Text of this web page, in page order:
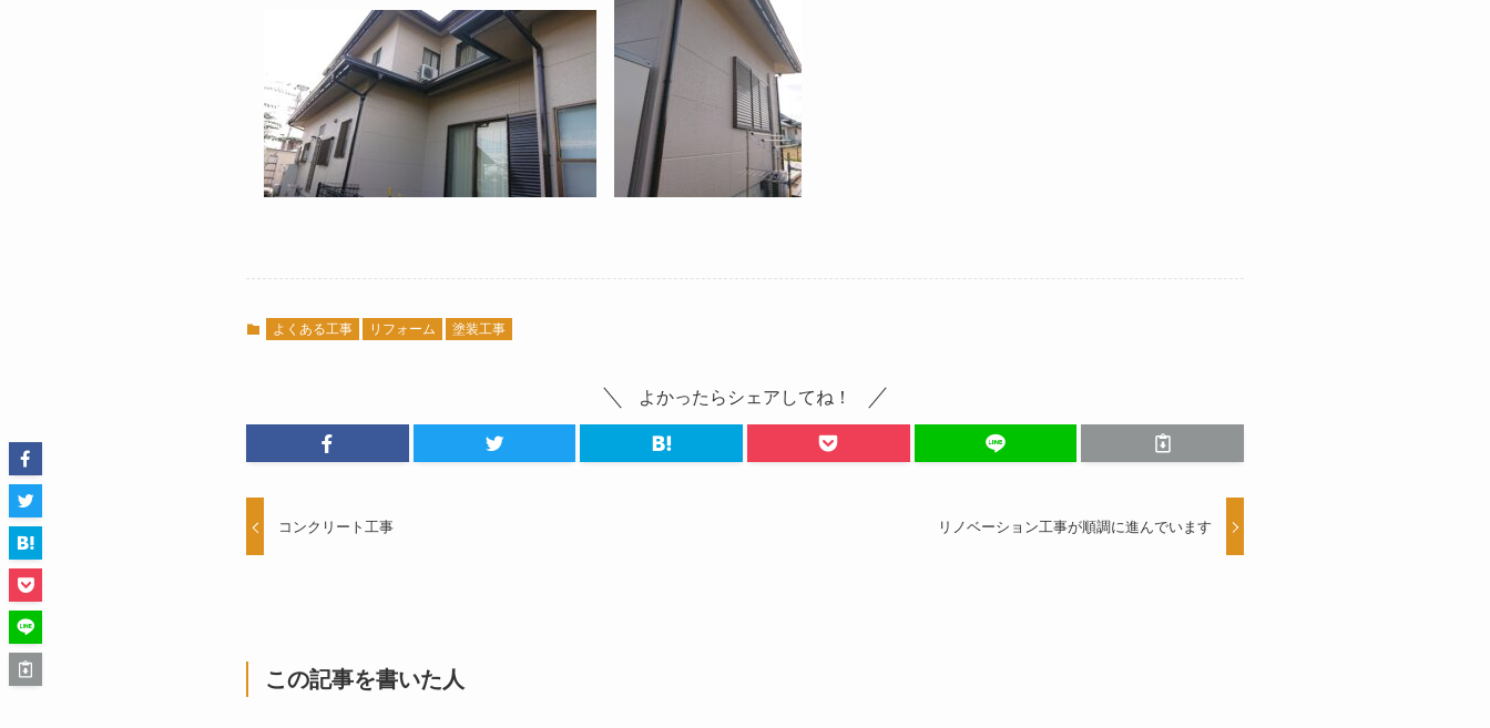
よくある工事 リフォーム 塗装工事
よかったらシェアしてね！
コンクリート工事 リノベーション工事が順調に進んでいます
この記事を書いた人